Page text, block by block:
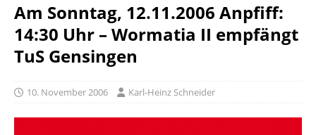
Am Sonntag, 12.11.2006 Anpfiff:
14:30 Uhr – Wormatia II empfängt
TuS Gensingen
10. November 2006 Karl-Heinz Schneider